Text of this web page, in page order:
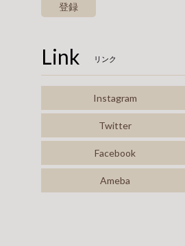
登録
Link リンク
Instagram
Twitter
Facebook
Ameba